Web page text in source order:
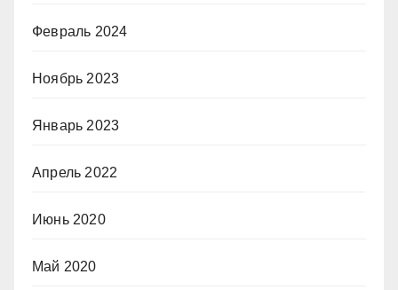
Февраль 2024
Ноябрь 2023
Январь 2023
Апрель 2022
Июнь 2020
Май 2020